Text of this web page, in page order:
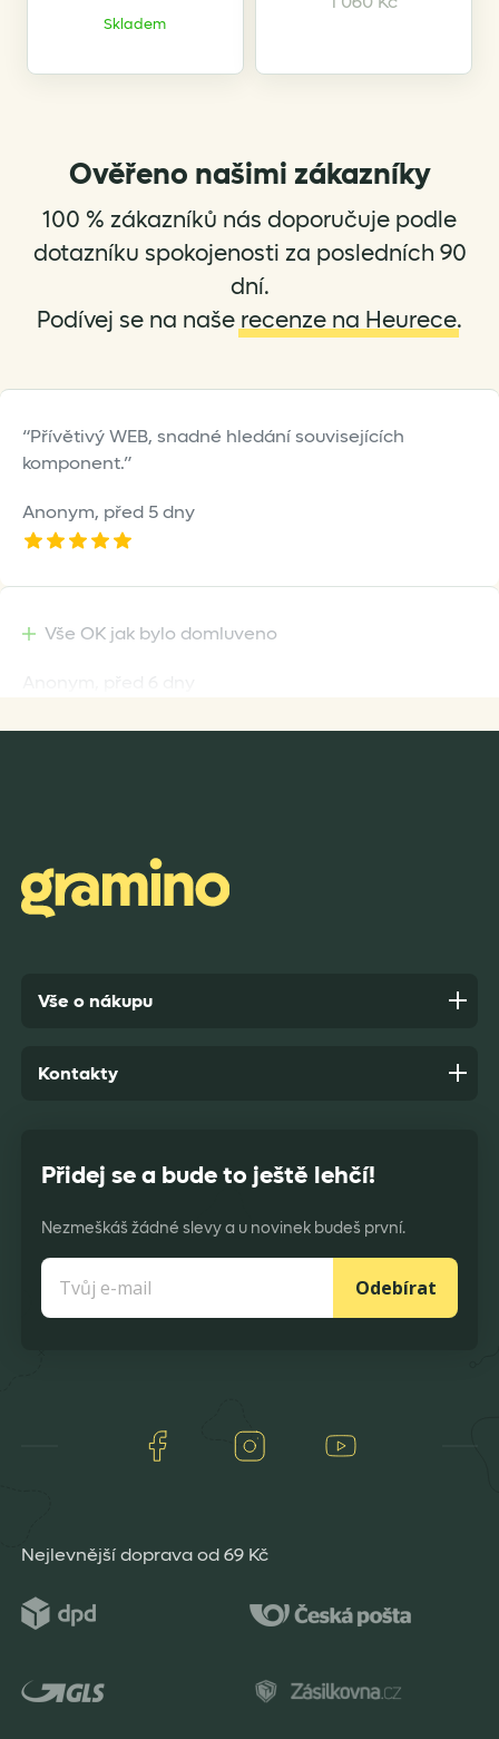
Skladem
product
multiple
options
may
be
chosen
on
product
multiple
options
may
be
chosen
on
product
Ověřeno našimi zákazníky
100 % zákazníků nás doporučuje podle
dotazníku spokojenosti za posledních 90
dní.
Podívej se na naše recenze na Heurece.
Přívětivý WEB, snadné hledání souvisejících
komponent.
Anonym, před 5 dny
Vše OK jak bylo domluveno
Anonym,před 7 dny
Vše o nákupu
Přidej se a bude to ještě lehčí!
Nezmeškáš žádné slevy a u novinek budeš první.
Odebírat
Facebook Instagram
Kontakty
Nejlevnější doprava od 69 Kč